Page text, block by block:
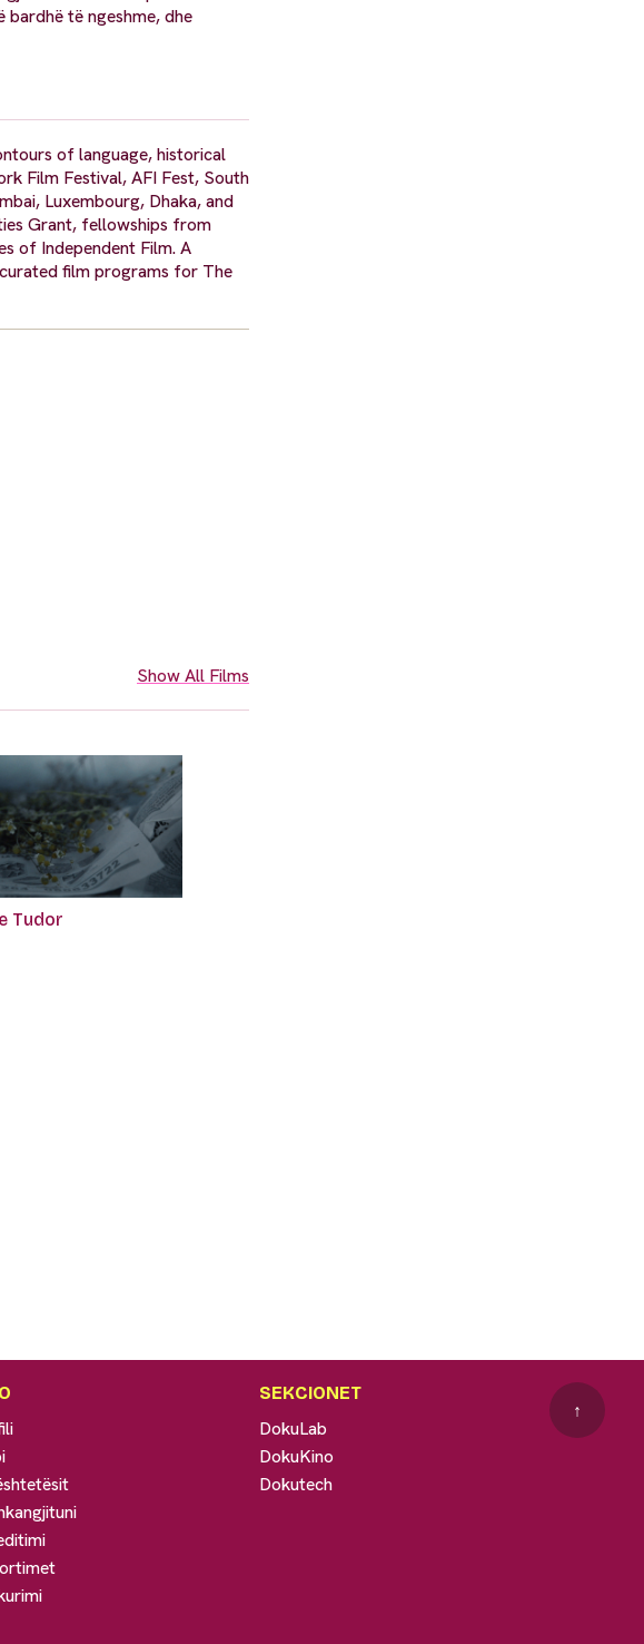
bardhë të ngeshme, dhe
of language, historical
Film Festival, AFI Fest, South
Luxembourg, Dhaka, and
Grant, fellowships from
of Independent Film. A
film programs for The
Show All Films
Tudor
SEKCIONET
DokuLab
DokuKino
Dokutech
↑